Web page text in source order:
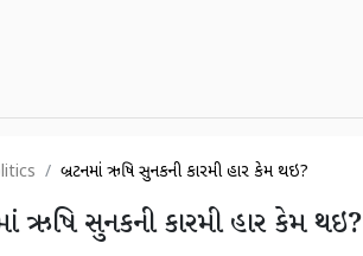
બ્રિટનમાં ઋષિ સુનકની કારમી હાર કેમ થઇ?
ઋષિ સુનકની કારમી હાર કેમ થઇ?